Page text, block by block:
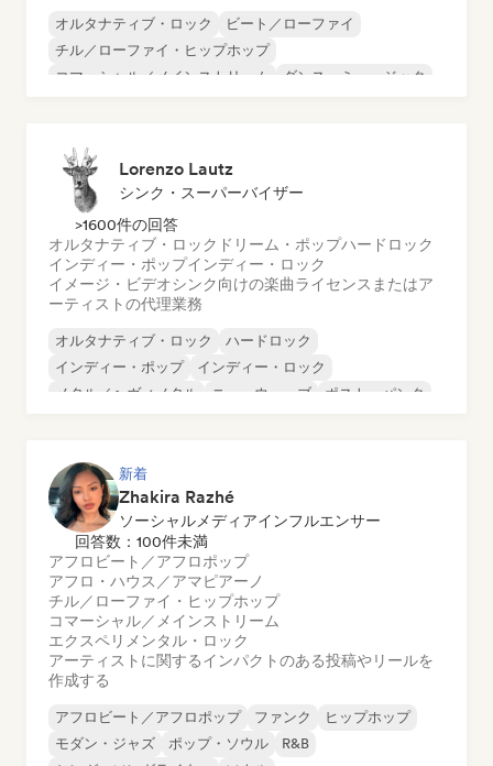
オルタナティブ・ロック
ビート／ローファイ
チル／ローファイ・ヒップホップ
コマーシャル／メインストリーム
ダンス・ミュージック
Lorenzo Lautz
シンク・スーパーバイザー
>1600件の回答
オルタナティブ・ロック ドリーム・ポップハードロック
インディー・ポップインディー・ロック
イメージ・ビデオシンク向けの楽曲ライセンスまたはア
ーティストの代理業務
オルタナティブ・ロック
ハードロック
インディー・ポップ
インディー・ロック
メタル／ヘヴィメタル
ニューウェーブ
ポスト・パンク
新着
Zhakira Razhé
ソーシャルメディアインフルエンサー
回答数：100件未満
アフロビート／アフロポップ
アフロ・ハウス／アマピアーノ
チル／ローファイ・ヒップホップ
コマーシャル／メインストリーム
エクスペリメンタル・ロック
アーティストに関するインパクトのある投稿やリールを
作成する
アフロビート／アフロポップ ファンク
ヒップホップ
モダン・ジャズ
ポップ・ソウル
R&B